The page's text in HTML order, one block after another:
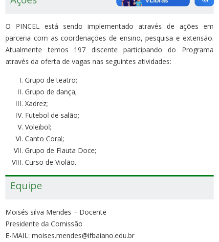
O PINCEL está sendo implementado através de ações em
parceria com as coordenações de ensino, pesquisa e extensão.
Atualmente temos 197 discente participando do Programa
através da oferta de vagas nas seguintes atividades:
Grupo de teatro;
Grupo de dança;
Xadrez;
Futebol de salão;
Voleibol;
Canto Coral;
Grupo de Flauta Doce;
Curso de Violão.
Equipe
Moisés silva Mendes – Docente
Presidente da Comissão
E-MAIL: moises.mendes@ifbaiano.edu.br